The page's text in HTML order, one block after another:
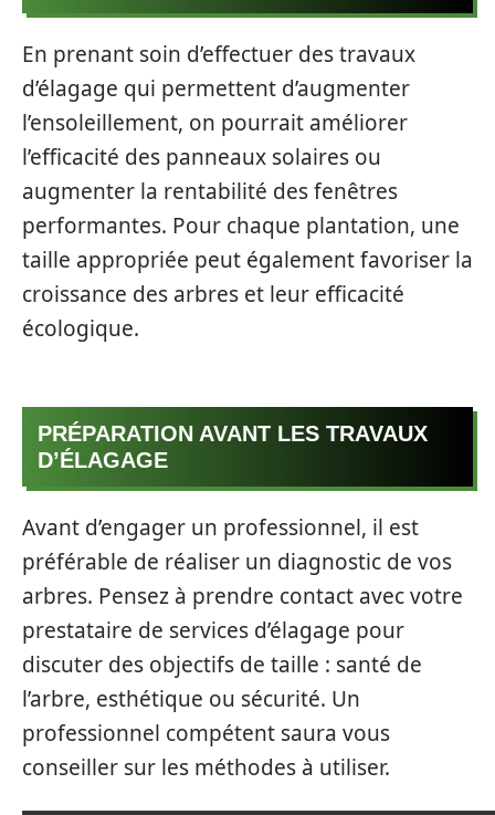
En prenant soin d’effectuer des travaux
d’élagage qui permettent d’augmenter
l’ensoleillement, on pourrait améliorer
l’efficacité des panneaux solaires ou
augmenter la rentabilité des fenêtres
performantes. Pour chaque plantation, une
taille appropriée peut également favoriser la
croissance des arbres et leur efficacité
écologique.
PRÉPARATION AVANT LES TRAVAUX
D’ÉLAGAGE
Avant d’engager un professionnel, il est
préférable de réaliser un diagnostic de vos
arbres. Pensez à prendre contact avec votre
prestataire de services d’élagage pour
discuter des objectifs de taille : santé de
l’arbre, esthétique ou sécurité. Un
professionnel compétent saura vous
conseiller sur les méthodes à utiliser.